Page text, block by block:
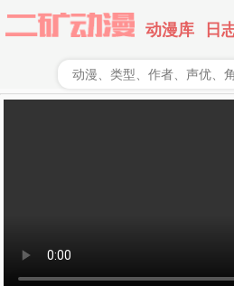
动漫库 日